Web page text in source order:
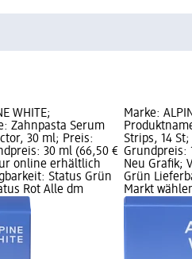
WHITE;
Zahnpasta Serum
30 ml; Preis:
30 ml (66,50 €
online erhältlich
Status Grün
Rot Alle dm
Marke:
Strips, 14
Grundpreis:
Neu Grafik;
Grün
Markt